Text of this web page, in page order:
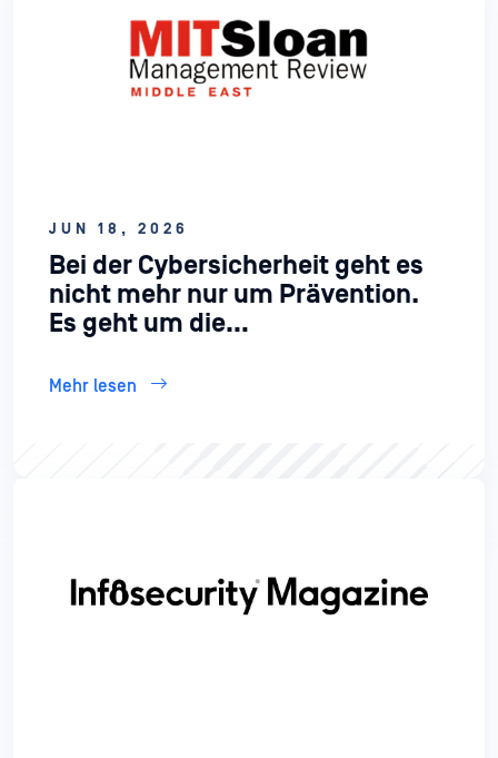
JUN 18, 2026
Bei der Cybersicherheit geht es
nicht mehr nur um Prävention.
Es geht um die
Mehr lesen